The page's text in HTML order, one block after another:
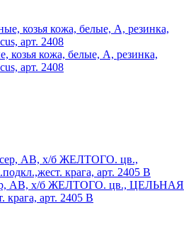
козья кожа, белые, А, резинка,
арт. 2408
АВ, х/б ЖЕЛТОГО. цв., ЦЕЛЬНАЯ
арт. 2405 В